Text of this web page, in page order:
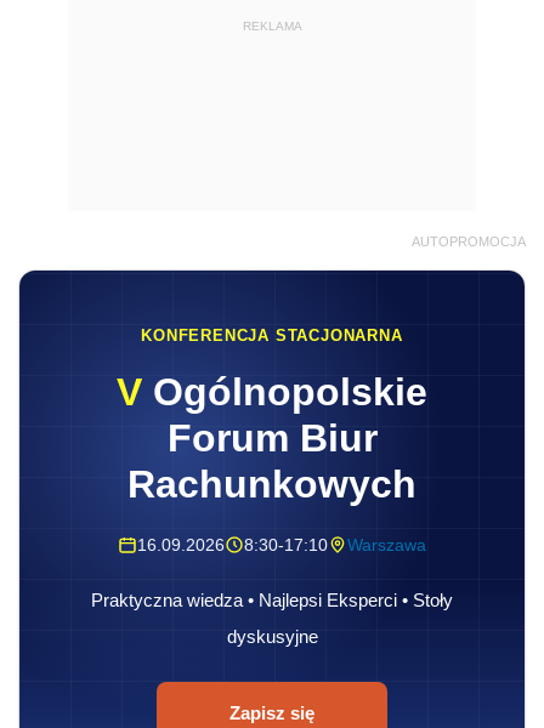
REKLAMA
AUTOPROMOCJA
KONFERENCJA STACJONARNA
V Ogólnopolskie
Forum Biur
Rachunkowych
16.09.2026 8:30-17:10 Warszawa
Praktyczna wiedza • Najlepsi Eksperci • Stoły
dyskusyjne
Zapisz się